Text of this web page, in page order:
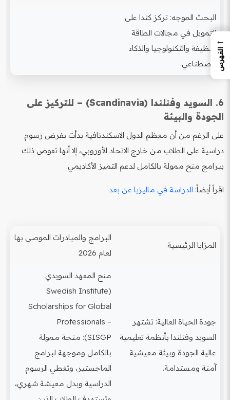
البحث الموجه: تركز كندا على
التمويل في مجالات الطاقة
النظيفة والتكنولوجيا والذكاء
الاصطناعي.
6. السويد وفنلندا (Scandinavia) – للتركيز على
الجودة والبيئة
على الرغم من أن معظم الدول الاسكندنافية بدأت بفرض رسوم
دراسية على الطلاب من خارج الاتحاد الأوروبي، إلا أنها تعوض ذلك
ببرامج منح ممولة بالكامل لدعم التميز الأكاديمي.
اقرأ أيضاً: الدراسة في ماليزيا عن بعد
المزايا الرئيسية
البرامج والمبادرات الموصى بها
لعام 2026
جودة الحياة العالية: تشتهر
السويد وفنلندا بأنظمة تعليمية
عالية الجودة وبيئة معيشية
آمنة ومستدامة.
منح المعهد السويدي
(Swedish Institute
Scholarships for Global
Professionals –
SISGP): منحة ممولة
بالكامل وموجهة لبرامج
الماجستير، وتغطي الرسوم
الدراسية وبدل معيشة شهري،
←
الفهرس